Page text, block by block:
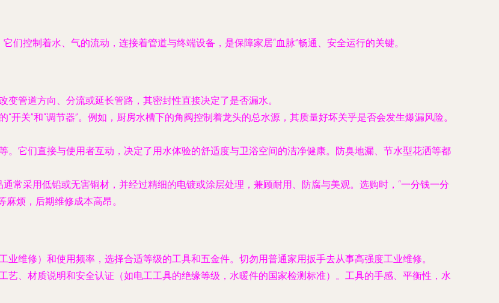
们控制着水、气的流动，连接着管道与终端设备，是保障家居“血脉”畅通、安全运行的关键。
管道方向、分流或延长管路，其密封性直接决定了是否漏水。
开关”和“调节器”。例如，厨房水槽下的角阀控制着龙头的总水源，其质量好坏关乎是否会发生爆漏风险。
。它们直接与使用者互动，决定了用水体验的舒适度与卫浴空间的洁净健康。防臭地漏、节水型花洒等都
常采用低铅或无害铜材，并经过精细的电镀或涂层处理，兼顾耐用、防腐与美观。选购时，“一分钱一分
烦，后期维修成本高昂。
业维修）和使用频率，选择合适等级的工具和五金件。切勿用普通家用扳手去从事高强度工业维修。
艺、材质说明和安全认证（如电工工具的绝缘等级，水暖件的国家检测标准）。工具的手感、平衡性，水